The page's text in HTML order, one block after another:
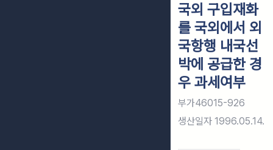
국외 구입재화
를 국외에서 외
국항행 내국선
박에 공급한 경
우 과세여부
부가46015-926
생산일자 1996.05.14.